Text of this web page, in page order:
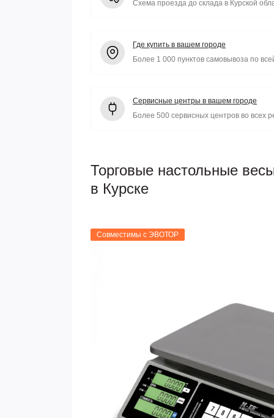
Схема проезда до склада в Курской
Где купить в вашем городе
Более 1 000 пунктов самовывоза по
Сервисные центры в вашем городе
Более 500 сервисных центров во всех
Торговые настольные
в Курске
Совместимы с ЭВОТОР